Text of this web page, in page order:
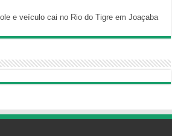
e veículo cai no Rio do Tigre em Joaçaba